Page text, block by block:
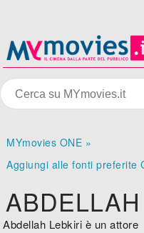
MYmovies ONE »
Aggiungi alle fonti preferite
Abdellah Lebkiri è un attore